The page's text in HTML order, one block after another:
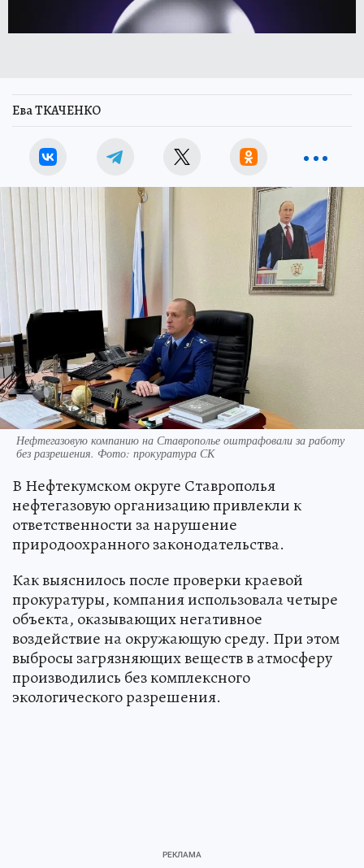
Ева ТКАЧЕНКО
Нефтегазовую компанию на Ставрополье оштрафовали за работу
без разрешения. Фото: прокуратура СК
В Нефтекумском округе Ставрополья
нефтегазовую организацию привлекли к
ответственности за нарушение
природоохранного законодательства.
Как выяснилось после проверки краевой
прокуратуры, компания использовала четыре
объекта, оказывающих негативное
воздействие на окружающую среду. При этом
выбросы загрязняющих веществ в атмосферу
производились без комплексного
экологического разрешения.